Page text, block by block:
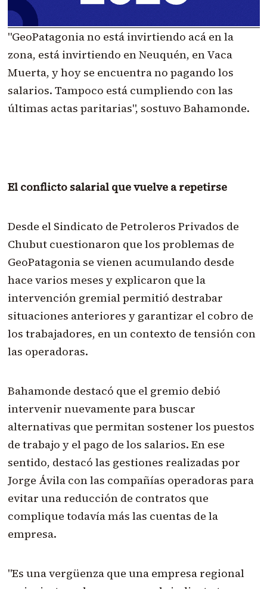
"GeoPatagonia no está invirtiendo acá en la
zona, está invirtiendo en Neuquén, en Vaca
Muerta, y hoy se encuentra no pagando los
salarios. Tampoco está cumpliendo con las
últimas actas paritarias", sostuvo Bahamonde.
El conflicto salarial que vuelve a repetirse
Desde el Sindicato de Petroleros Privados de
Chubut cuestionaron que los problemas de
GeoPatagonia se vienen acumulando desde
hace varios meses y explicaron que la
intervención gremial permitió destrabar
situaciones anteriores y garantizar el cobro de
los trabajadores, en un contexto de tensión con
las operadoras.
Bahamonde destacó que el gremio debió
intervenir nuevamente para buscar
alternativas que permitan sostener los puestos
de trabajo y el pago de los salarios. En ese
sentido, destacó las gestiones realizadas por
Jorge Ávila con las compañías operadoras para
evitar una reducción de contratos que
complique todavía más las cuentas de la
empresa.
"Es una vergüenza que una empresa regional